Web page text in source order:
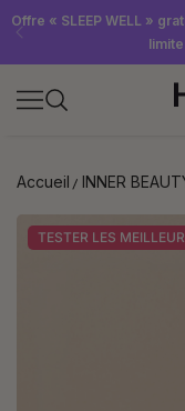
Offre « SLEEP WELL »
Abonnez-vous dès
Économisez
Accueil INNER
TESTER LES